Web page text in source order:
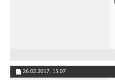
26.02.2017, 15:07